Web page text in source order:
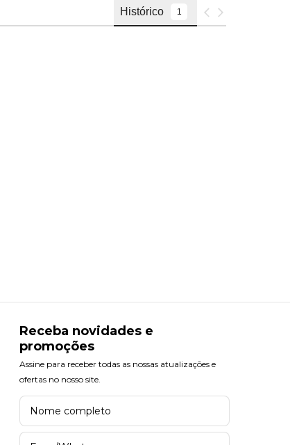
Receba novidades e
promoções
Assine para receber todas as nossas atualizações e
ofertas no nosso site.